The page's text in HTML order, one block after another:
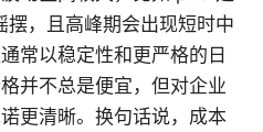
，且高峰期会出现短时中
常以稳定性和更严格的日
并不总是便宜，但对企业
更清晰。换句话说，成本